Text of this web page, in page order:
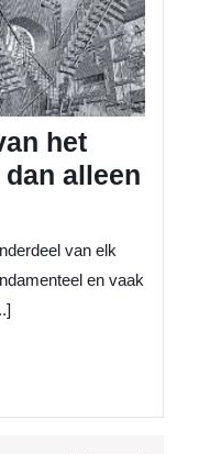
meer
dan
alleen
een
het
alleen
van elk
en vaak